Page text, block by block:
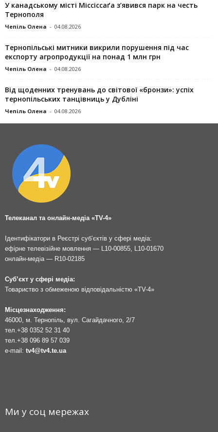
У канадському місті Міссіссаґа з’явився парк на честь
Тернополя
Чепіль Олена - 04.08.2026
Тернопільські митники викрили порушення під час
експорту агропродукції на понад 1 млн грн
Чепіль Олена - 04.08.2026
Від щоденних тренувань до світової «бронзи»: успіх
тернопільських танцівниць у Дубліні
Чепіль Олена - 04.08.2026
Телеканал та онлайн-медіа «TV-4»
Ідентифікатори в Реєстрі суб’єктів у сфері медіа:
ефірне телевізійне мовлення — L10-00855, L10-01670
онлайн-медіа — R10-02185
Суб’єкт у сфері медіа:
Товариство з обмеженою відповідальністю «TV-4»
Місцезнаходження:
46000, м. Тернопіль, вул. Сагайдачного, 2/7
тел.+38 0352 52 31 40
тел.+38 096 89 57 039
e-mail: tv4@tv4.te.ua
Ми у соц мережах